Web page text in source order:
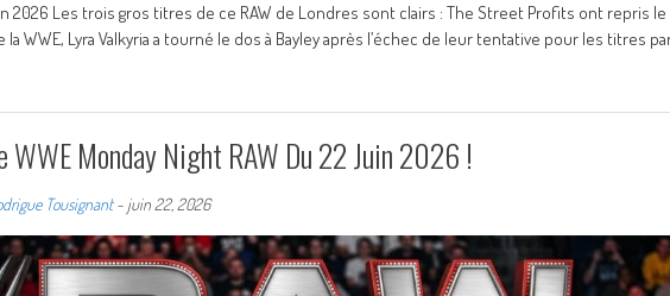
2026 Les trois gros titres de ce RAW de Londres sont clairs : The Street Profits ont repris le
WWE, Lyra Valkyria a tourné le dos à Bayley après l’échec de leur tentative pour les titres
WWE Monday Night RAW Du 22 Juin 2026 !
Tousignant- juin 22, 2026